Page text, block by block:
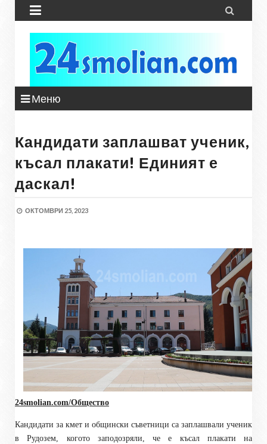
 
Меню
Кандидати заплашват ученик,
късал плакати! Единият е
даскал!
ОКТОМВРИ 25, 2023
24smolian.com/Общество
Кандидати за кмет и общински съветници са заплашвали ученик
в Рудозем, когото заподозряли, че е късал плакати на